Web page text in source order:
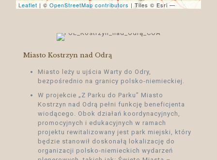
Leaflet | © OpenStreetMap contributors | Tiles © Esri —
Miasto Kostrzyn nad Odrą
Miasto leży u ujścia Warty do Odry,
bezpośrednio na granicy polsko-niemieckiej.
W projekcie „Z Parku do Parku” Miasto
Kostrzyn nad Odrą pełni funkcję beneficjenta
wiodącego. Obok działań koordynacyjnych,
promocyjnych i edukacyjnych w ramach
projektu rewitalizowany jest park miejski, który
będzie stanowił doskonałą lokalizację do
organizacji polsko-niemieckich wydarzeń